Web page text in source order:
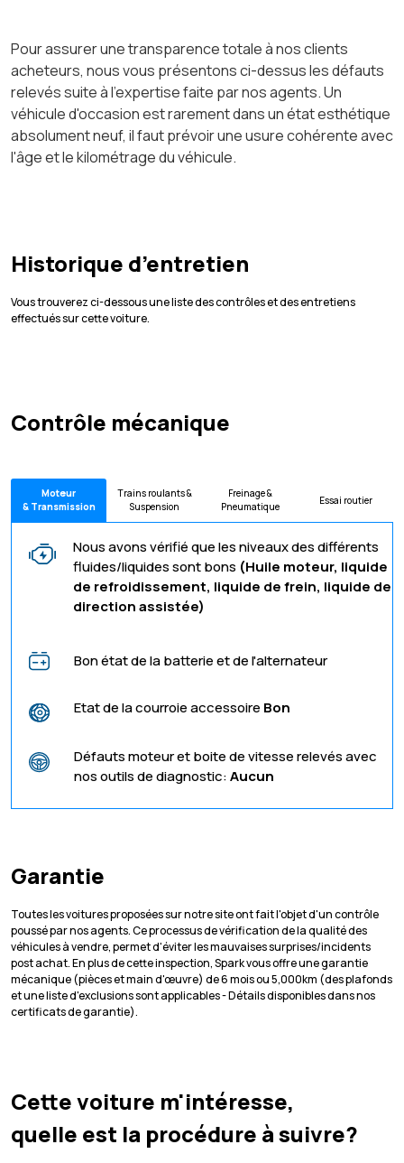
Pour assurer une transparence totale à nos clients
acheteurs, nous vous présentons ci-dessus les défauts
relevés suite à l'expertise faite par nos agents. Un
véhicule d'occasion est rarement dans un état esthétique
absolument neuf, il faut prévoir une usure cohérente avec
l'âge et le kilométrage du véhicule.
Historique d’entretien
Vous trouverez ci-dessous une liste des contrôles et des entretiens
effectués sur cette voiture.
Contrôle mécanique
Moteur
& Transmission
Trains roulants &
Suspension
Freinage &
Pneumatique
Essai routier
Nous avons vérifié que les niveaux des différents
fluides/liquides sont bons (Huile moteur, liquide
de refroidissement, liquide de frein, liquide de
direction assistée)
Bon état de la batterie et de l'alternateur
Etat de la courroie accessoire Bon
Défauts moteur et boite de vitesse relevés avec
nos outils de diagnostic:Aucun
Garantie
Toutes les voitures proposées sur notre site ont fait l'objet d'un contrôle
poussé par nos agents. Ce processus de vérification de la qualité des
véhicules à vendre, permet d'éviter les mauvaises surprises/incidents
post achat. En plus de cette inspection, Spark vous offre une garantie
mécanique (pièces et main d'œuvre) de 6 mois ou 5,000km (des plafonds
et une liste d'exclusions sont applicables - Détails disponibles dans nos
certificats de garantie).
Cette voiture m'intéresse,
quelle est la procédure à suivre?